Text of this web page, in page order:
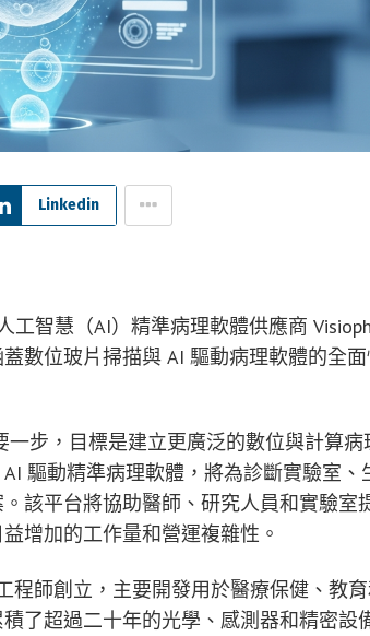
Linkedin
工智慧（AI）精準病理軟體供應商
數位玻片掃描與 AI 驅動病理軟體的全面
步，目標是建立更廣泛的數位與計算病
驅動精準病理軟體，將為診斷實驗室、
該平台將協助醫師、研究人員和實驗室
增加的工作量和營運複雜性。
程師創立，主要開發用於醫療保健、教
了超過二十年的光學、感測器和精密設